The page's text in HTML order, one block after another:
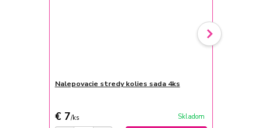
Nalepovacie stredy kolies sada 4ks
€ 7/ks Skladom